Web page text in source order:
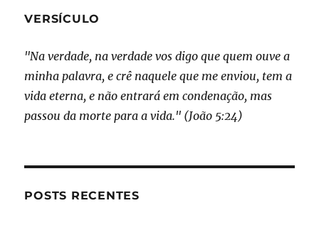
VERSÍCULO
"Na verdade, na verdade vos digo que quem ouve a
minha palavra, e crê naquele que me enviou, tem a
vida eterna, e não entrará em condenação, mas
passou da morte para a vida." (João 5:24)
POSTS RECENTES